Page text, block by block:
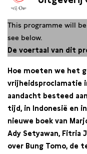
This programme will
see below.
De voertaal van dit
Hoe moeten we het
vrijheidsproclamatie
aandacht besteed
tijd, in Indonesië en
nieuwe boek van
Ady Setyawan, Fitria
over Bung Tomo, de